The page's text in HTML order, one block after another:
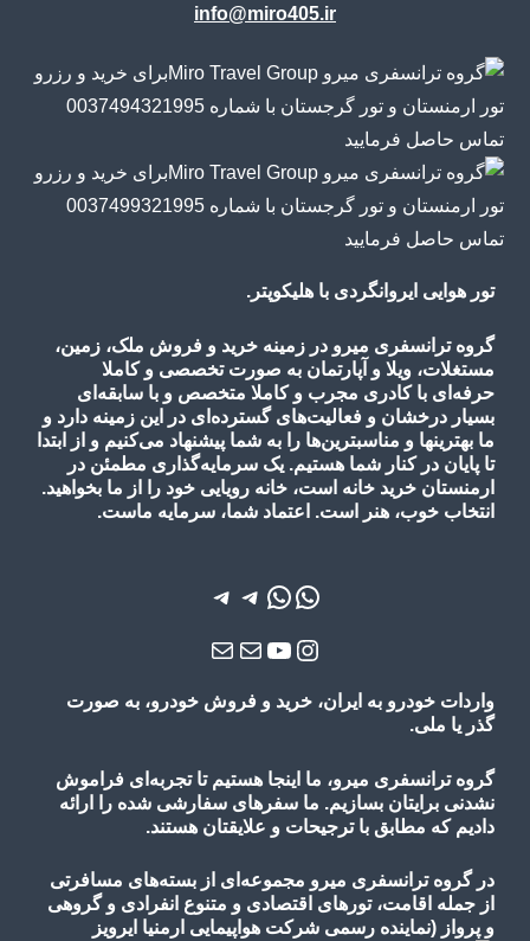
info@miro405.ir
تور هوایی ایروانگردی با هلیکوپتر.
گروه ترانسفری میرو در زمینه خرید و فروش ملک، زمین،
مستغلات، ویلا و آپارتمان به صورت تخصصی و کاملا
حرفه‌ای با کادری مجرب و کاملا متخصص و با سابقه‌ای
بسیار درخشان و فعالیت‌های گسترده‌ای در این زمینه دارد و
ما بهترینها و مناسبترین‌ها را به شما پیشنهاد می‌کنیم و از ابتدا
تا پایان در کنار شما هستیم. یک سرمایه‌گذاری مطمئن در
ارمنستان خرید خانه است، خانه رویایی خود را از ما بخواهید.
انتخاب خوب، هنر است. اعتماد شما، سرمایه ماست.
واتس‌اپ
واتس‌اپ
تلگرامتلگرام
اینستاگرم
یوتیوب
ایمیلایمیل
واردات خودرو به ایران، خرید و فروش خودرو، به صورت
گذر یا ملی.
گروه ترانسفری میرو، ما اینجا هستیم تا تجربه‌ای فراموش
نشدنی برایتان بسازیم. ما سفرهای سفارشی شده را ارائه
دادیم که مطابق با ترجیحات و علایقتان هستند.
در گروه ترانسفری میرو مجموعه‌ای از بسته‌های مسافرتی
از جمله اقامت، تورهای اقتصادی و متنوع انفرادی و گروهی
و پرواز (نماینده رسمی شرکت هواپیمایی ارمنیا ایرویز